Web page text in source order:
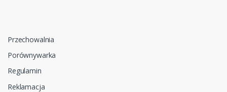
Przechowalnia
Porównywarka
Regulamin
Reklamacja